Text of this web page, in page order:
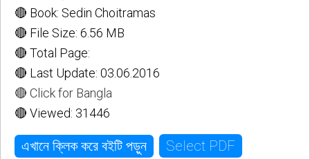
🔴 Book: Sedin Choitramas
🔴 File Size: 6.56 MB
🔴 Total Page:
🔴 Last Update: 03.06.2016
🔴 Click for Bangla
🔴 Viewed: 31446
এখানে ক্লিক করে বইটি পড়ুন Select PDF